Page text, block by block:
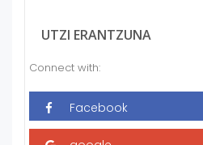
UTZI ERANTZUNA
Connect with: